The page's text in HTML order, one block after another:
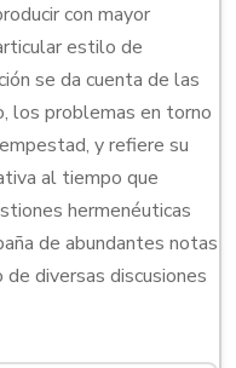
con mayor
estilo de
se da cuenta de las
los problemas en torno
y refiere su
al tiempo que
hermenéuticas
de abundantes notas
diversas discusiones